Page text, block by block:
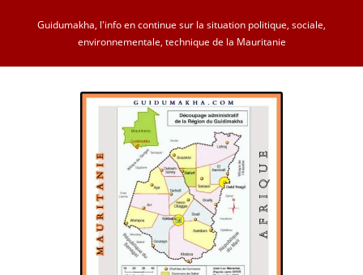
Guidumakha, l'info en continue sur la situation politique, sociale,
environnementale, technique de la Mauritanie